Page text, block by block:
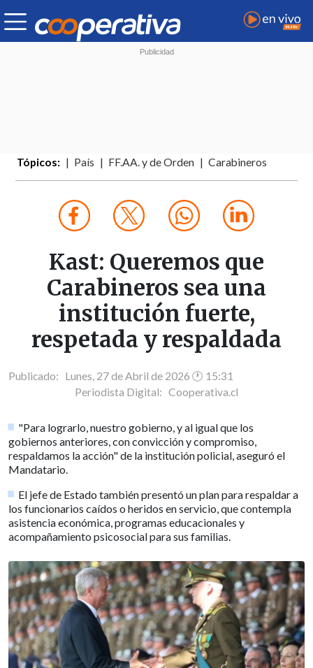
Tópicos: País FF.AA. y de Orden Carabineros
Kast: Queremos que
Carabineros sea una
institución fuerte,
respetada y respaldada
Publicado: Lunes, 27 de Abril de 2026 🕐 15:31
Periodista Digital: Cooperativa.cl
"Para lograrlo, nuestro gobierno, y al igual que los
gobiernos anteriores, con convicción y compromiso,
respaldamos la acción" de la institución policial, aseguró el
Mandatario.
El jefe de Estado también presentó un plan para respaldar a
los funcionarios caídos o heridos en servicio, que contempla
asistencia económica, programas educacionales y
acompañamiento psicosocial para sus familias.